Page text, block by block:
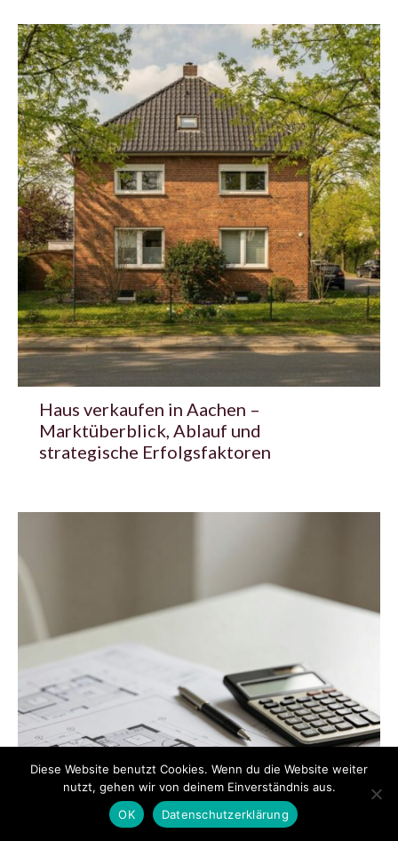
Haus verkaufen in Aachen –
Marktüberblick, Ablauf und
strategische Erfolgsfaktoren
Diese Website benutzt Cookies. Wenn du die Website weiter
nutzt, gehen wir von deinem Einverständnis aus.
OK
Datenschutzerklärung